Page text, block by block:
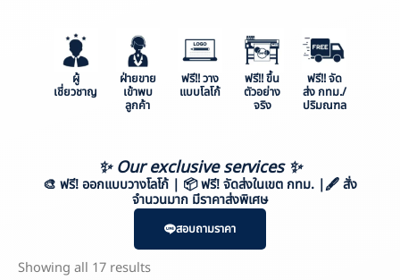
ผู้
เชี่ยวชาญ
ฝ่ายขาย
เข้าพบ
ลูกค้า
ฟรี!! วาง
แบบโลโก้
ฟรี!! ขึ้น
ตัวอย่าง
จริง
ฟรี!! จัด
ส่ง กทม./
ปริมณฑล
✨ Our exclusive services ✨
🎨 ฟรี! ออกแบบวางโลโก้ | 📦 ฟรี! จัดส่งในเขต กทม. |🖋️สั่ง
จำนวนมาก มีราคาส่งพิเศษ
สอบถามราคา
Showing all 17 results